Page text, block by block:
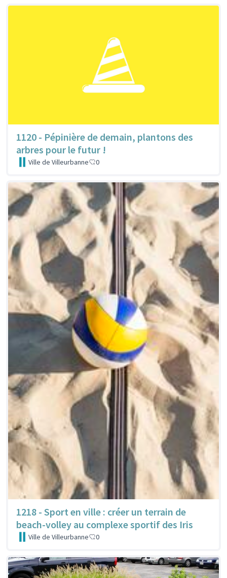
1120 - Pépinière de demain, plantons des
arbres pour le futur !
Ville de Villeurbanne 0
1218 - Sport en ville : créer un terrain de
beach-volley au complexe sportif des Iris
Ville de Villeurbanne 0